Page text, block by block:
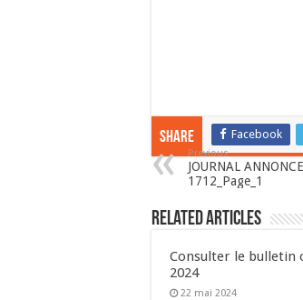
Share Facebook
Previous
JOURNAL
1712_Page_1
Related Articles
Consulter le bulletin
2024
22 mai 2024